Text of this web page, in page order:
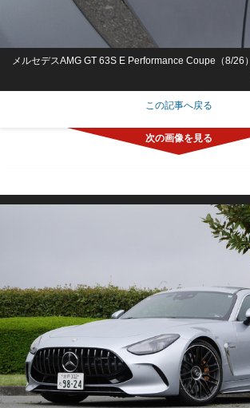
メルセデスAMG GT 63S E Performance Coupe（8/26）
この記事へ戻る